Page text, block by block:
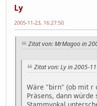
Ly
2005-11-23, 16:27:50
Zitat von: MrMagoo in
Zitat von: Ly in 2005-
Wäre "birn" (ob mit r
Präsens, dann
Stammvokal